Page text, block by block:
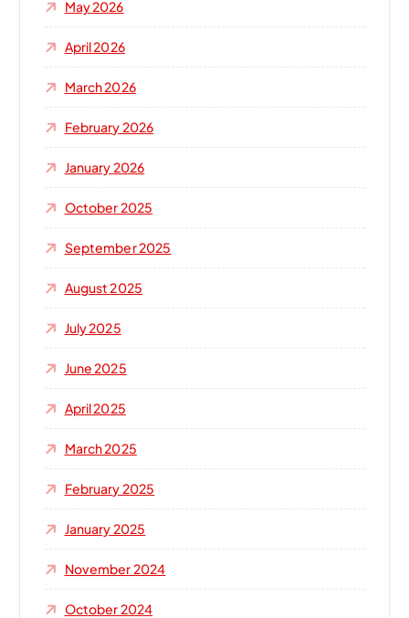
May 2026
April 2026
March 2026
February 2026
January 2026
October 2025
September 2025
August 2025
July 2025
June 2025
April 2025
March 2025
February 2025
January 2025
November 2024
October 2024